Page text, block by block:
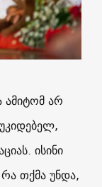
არ
ისინი
თქმა უნდა,